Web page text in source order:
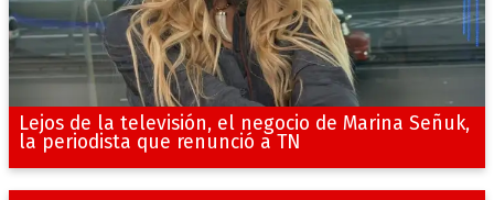
Lejos de la televisión, el negocio de Marina Señuk,
la periodista que renunció a TN